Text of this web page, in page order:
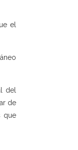
el
del
de
que